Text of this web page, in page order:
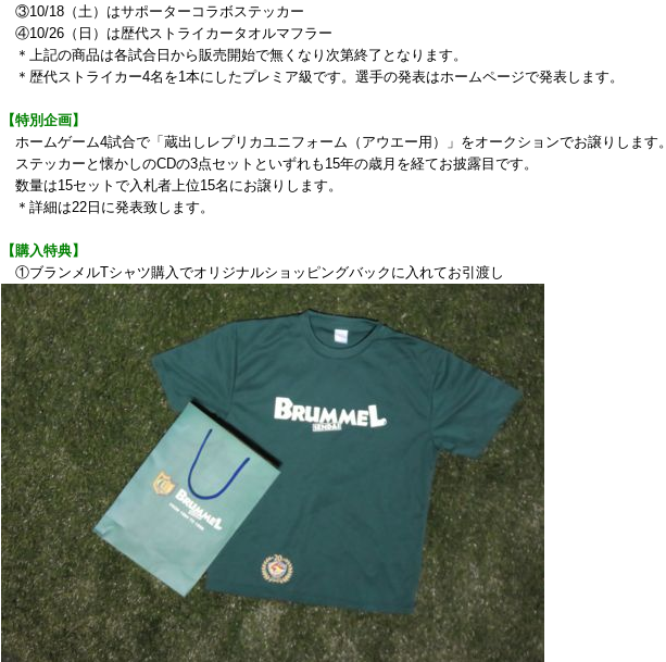
③10/18（土）はサポーターコラボステッカー
④10/26（日）は歴代ストライカータオルマフラー
＊上記の商品は各試合日から販売開始で無くなり次第終了となります。
＊歴代ストライカー4名を1本にしたプレミア級です。選手の発表はホームページで発表します。
【特別企画】
ホームゲーム4試合で「蔵出しレプリカユニフォーム（アウエー用）」をオークションでお譲りします。
ステッカーと懐かしのCDの3点セットといずれも15年の歳月を経てお披露目です。
数量は15セットで入札者上位15名にお譲りします。
＊詳細は22日に発表致します。
【購入特典】
①ブランメルTシャツ購入でオリジナルショッピングバックに入れてお引渡し